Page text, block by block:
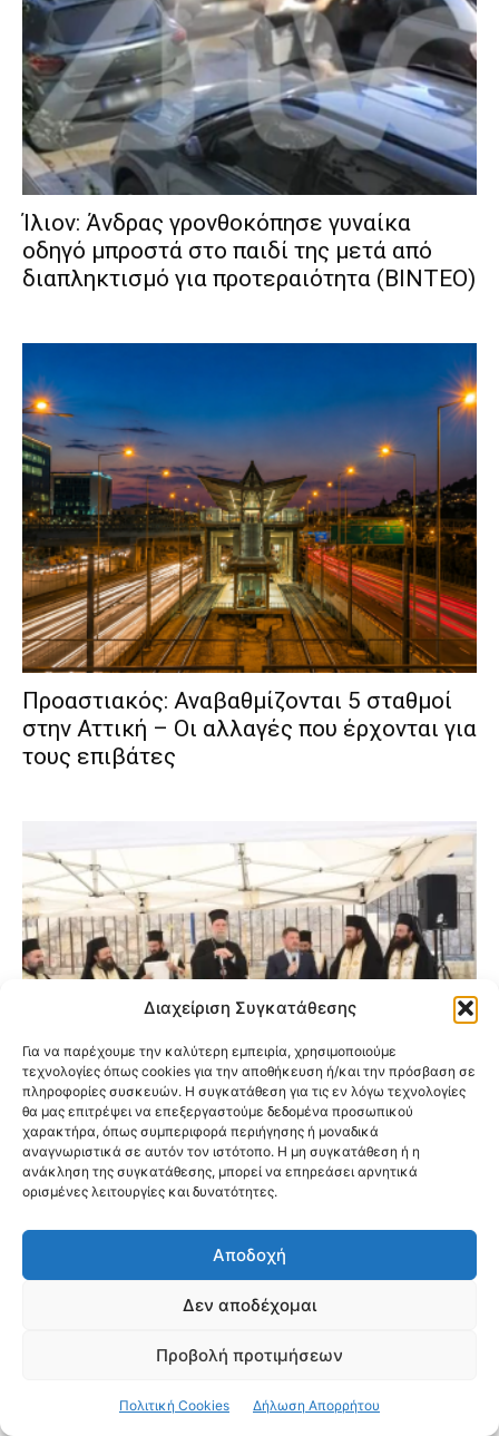
Διαχείριση Συγκατάθεσης
Για να παρέχουμε την καλύτερη εμπειρία, χρησιμοποιούμε
τεχνολογίες όπως cookies για την αποθήκευση ή/και την πρόσβαση σε
πληροφορίες συσκευών. Η συγκατάθεση για τις εν λόγω τεχνολογίες
θα μας επιτρέψει να επεξεργαστούμε δεδομένα προσωπικού
χαρακτήρα, όπως συμπεριφορά περιήγησης ή μοναδικά
αναγνωριστικά σε αυτόν τον ιστότοπο. Η μη συγκατάθεση ή η
ανάκληση της συγκατάθεσης, μπορεί να επηρεάσει αρνητικά
ορισμένες λειτουργίες και δυνατότητες.
Αποδοχή
Δεν αποδέχομαι
Προβολή προτιμήσεων
Πολιτική Cookies Δήλωση Απορρήτου
Ίλιον: Άνδρας γρονθοκόπησε γυναίκα
οδηγό μπροστά στο παιδί της μετά από
διαπληκτισμό για προτεραιότητα (ΒΙΝΤΕΟ)
Προαστιακός: Αναβαθμίζονται 5 σταθμοί
στην Αττική – Οι αλλαγές που έρχονται για
τους επιβάτες
Εγκαινιάστηκαν οι νέες παιδικές
κατασκηνώσεις της Ιεράς Μητροπόλεως
Νέας Ιωνίας στον Ωρωπό